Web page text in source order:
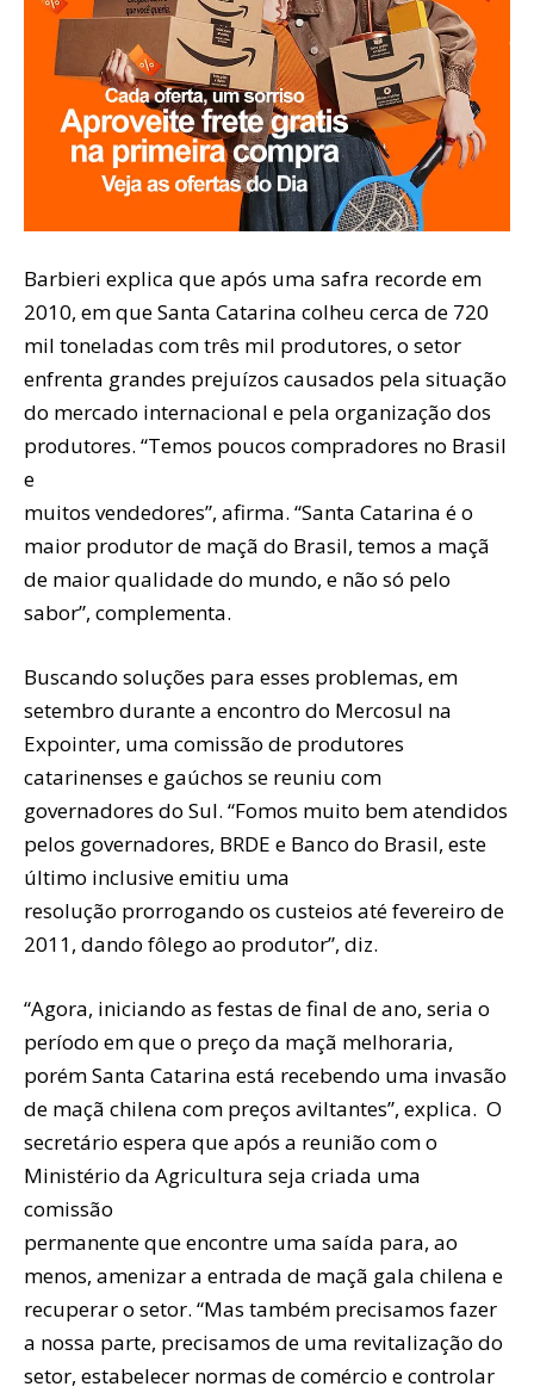
Barbieri explica que após uma safra recorde em
2010, em que Santa Catarina colheu cerca de 720
mil toneladas com três mil produtores, o setor
enfrenta grandes prejuízos causados pela situação
do mercado internacional e pela organização dos
produtores. “Temos poucos compradores no Brasil
e
muitos vendedores”, afirma. “Santa Catarina é o
maior produtor de maçã do Brasil, temos a maçã
de maior qualidade do mundo, e não só pelo
sabor”, complementa.
Buscando soluções para esses problemas, em
setembro durante a encontro do Mercosul na
Expointer, uma comissão de produtores
catarinenses e gaúchos se reuniu com
governadores do Sul. “Fomos muito bem atendidos
pelos governadores, BRDE e Banco do Brasil, este
último inclusive emitiu uma
resolução prorrogando os custeios até fevereiro de
2011, dando fôlego ao produtor”, diz.
“Agora, iniciando as festas de final de ano, seria o
período em que o preço da maçã melhoraria,
porém Santa Catarina está recebendo uma invasão
de maçã chilena com preços aviltantes”, explica. O
secretário espera que após a reunião com o
Ministério da Agricultura seja criada uma
comissão
permanente que encontre uma saída para, ao
menos, amenizar a entrada de maçã gala chilena e
recuperar o setor. “Mas também precisamos fazer
a nossa parte, precisamos de uma revitalização do
setor, estabelecer normas de comércio e controlar